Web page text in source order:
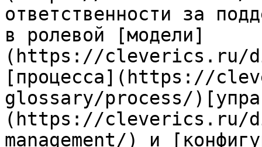
ответственности за
в ролевой [модели]
(https://cleverics.ru/
[процесса](https://
glossary/process/
(https://cleverics.ru/
management/) и